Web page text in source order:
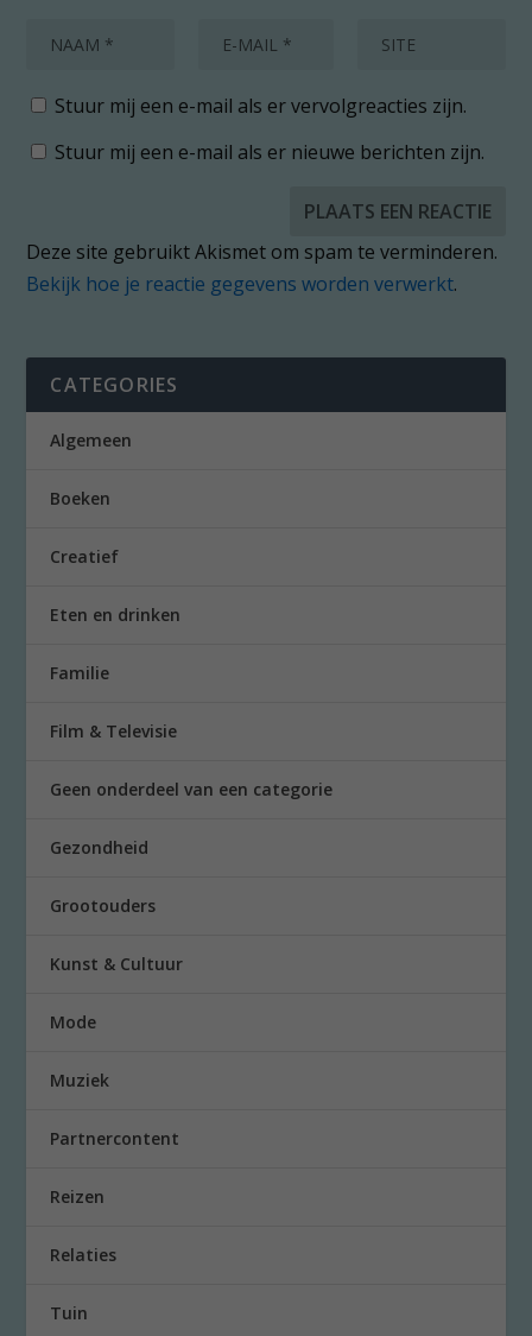
Stuur mij een e-mail als er vervolgreacties zijn.
Stuur mij een e-mail als er nieuwe berichten zijn.
Deze site gebruikt Akismet om spam te verminderen.
Bekijk hoe je reactie gegevens worden verwerkt.
CATEGORIES
Algemeen
Boeken
Creatief
Eten en drinken
Familie
Film & Televisie
Geen onderdeel van een categorie
Gezondheid
Grootouders
Kunst & Cultuur
Mode
Muziek
Partnercontent
Reizen
Relaties
Tuin